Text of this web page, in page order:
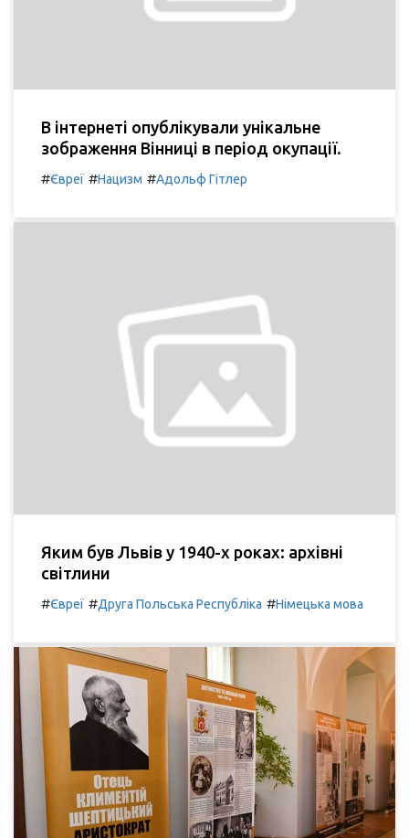
В інтернеті опублікували унікальне
зображення Вінниці в період окупації.
#Євреї #Нацизм #Адольф Гітлер
Яким був Львів у 1940-х роках: архівні
світлини
#Євреї #Друга Польська Республіка #Німецька мова